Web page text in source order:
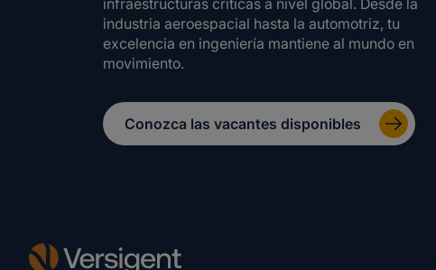
industria aeroespacial hasta la automotriz, tu
excelencia en ingeniería mantiene al mundo en
movimiento.
Conozca las vacantes disponibles